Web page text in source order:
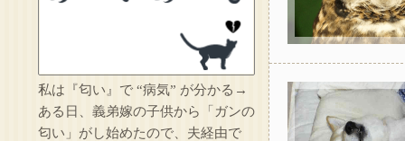
私は『匂い』で “病気” が分かる→
ある日、義弟嫁の子供から「ガンの
匂い」がし始めたので、夫経由で